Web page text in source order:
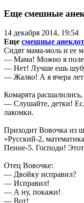
Еще смешные
14 декабря 2014, 19:54
Еще смешные
Сидят мама-моль и ее
— Мама! Можно я
— Нет! Лучше ешь
— Жалко! А я вчера
Комарята
— Слушайте, детки!
лакомки.
Приходит Вовочка из
«Русский-2,
Пение-5. Господи!
Отец Вовочке:
— Двойку исправил?
— Исправил!
— А ну, покажи!
— Вот!